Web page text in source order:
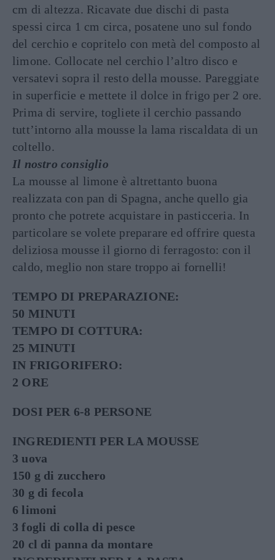
cm di altezza. Ricavate due dischi di pasta
spessi circa 1 cm circa, posatene uno sul fondo
del cerchio e copritelo con metà del composto al
limone. Collocate nel cerchio l’altro disco e
versatevi sopra il resto della mousse. Pareggiate
in superficie e mettete il dolce in frigo per 2 ore.
Prima di servire, togliete il cerchio passando
tutt’intorno alla mousse la lama riscaldata di un
coltello.
Il nostro consiglio
La mousse al limone è altrettanto buona
realizzata con pan di Spagna, anche quello gia
pronto che potrete acquistare in pasticceria. In
particolare se volete preparare ed offrire questa
deliziosa mousse il giorno di ferragosto: con il
caldo, meglio non stare troppo ai fornelli!
TEMPO DI PREPARAZIONE:
50 MINUTI
TEMPO DI COTTURA:
25 MINUTI
IN FRIGORIFERO:
2 ORE
DOSI PER 6-8 PERSONE
INGREDIENTI PER LA MOUSSE
3 uova
150 g di zucchero
30 g di fecola
6 limoni
3 fogli di colla di pesce
20 cl di panna da montare